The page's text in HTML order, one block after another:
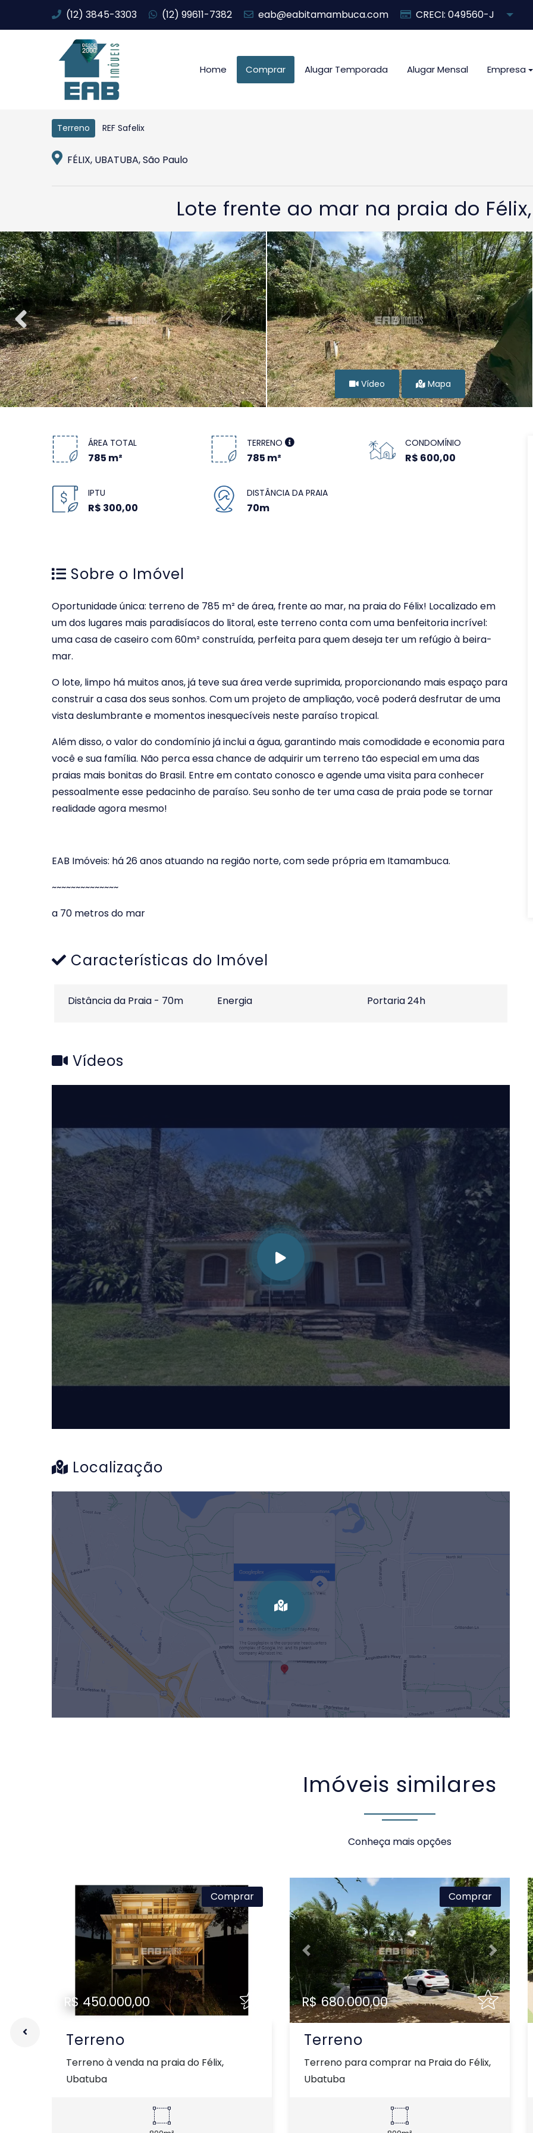
(12) 3845-3303 (12) 99611-7382 eab@eabitamambuca.com CRECI: 049560-J
Home Comprar Alugar Temporada Alugar Mensal Empresa
Terreno REF Safelix
FÉLIX, UBATUBA, São Paulo
Lote frente ao mar na praia do
Vídeo Mapa
ÁREA TOTAL
785 m²
TERRENO
785 m²
CONDOMÍNIO
R$ 600,00
IPTU
R$ 300,00
DISTÂNCIA DA PRAIA
70m
Sobre o Imóvel
Oportunidade única: terreno de 785 m² de área, frente ao mar, na praia do Félix! Localizado em
um dos lugares mais paradisíacos do litoral, este terreno conta com uma benfeitoria incrível:
uma casa de caseiro com 60m² construída, perfeita para quem deseja ter um refúgio à beira-
mar.
O lote, limpo há muitos anos, já teve sua área verde suprimida, proporcionando mais espaço para
construir a casa dos seus sonhos. Com um projeto de ampliação, você poderá desfrutar de uma
vista deslumbrante e momentos inesquecíveis neste paraíso tropical.
Além disso, o valor do condomínio já inclui a água, garantindo mais comodidade e economia para
você e sua família. Não perca essa chance de adquirir um terreno tão especial em uma das
praias mais bonitas do Brasil. Entre em contato conosco e agende uma visita para conhecer
pessoalmente esse pedacinho de paraíso. Seu sonho de ter uma casa de praia pode se tornar
realidade agora mesmo!
EAB Imóveis: há 26 anos atuando na região norte, com sede própria em Itamambuca.
~~~~~~~~~~~~~~
a 70 metros do mar
Características do Imóvel
Distância da Praia - 70m Energia Portaria 24h
Vídeos
Localização
Imóveis similares
Conheça mais opções
Previous
Comprar
R$ 450.000,00
Terreno
Terreno à venda na praia do Félix,
Ubatuba
Previous Next
Comprar
R$ 680.000,00
Terreno
Terreno para comprar na Praia do Félix,
Ubatuba